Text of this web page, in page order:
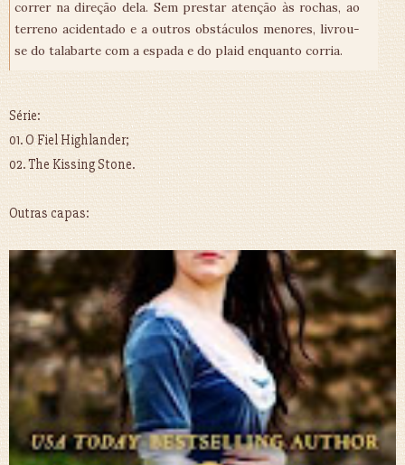
correr na direção dela. Sem prestar atenção às rochas, ao
terreno acidentado e a outros obstáculos menores, livrou-
se do talabarte com a espada e do plaid enquanto corria.
Série:
01. O Fiel Highlander;
02. The Kissing Stone.
Outras capas: